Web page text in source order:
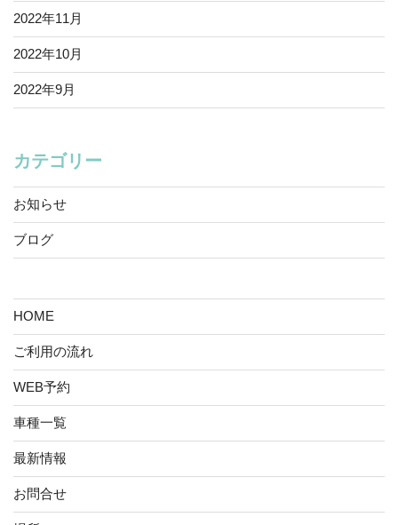
2022年11月
2022年10月
2022年9月
カテゴリー
お知らせ
ブログ
HOME
ご利用の流れ
WEB予約
車種一覧
最新情報
お問合せ